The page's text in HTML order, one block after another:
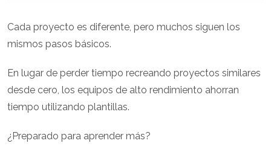
Cada proyecto es diferente, pero muchos siguen los
mismos pasos básicos.
En lugar de perder tiempo recreando proyectos similares
desde cero, los equipos de alto rendimiento ahorran
tiempo utilizando plantillas.
¿Preparado para aprender más?